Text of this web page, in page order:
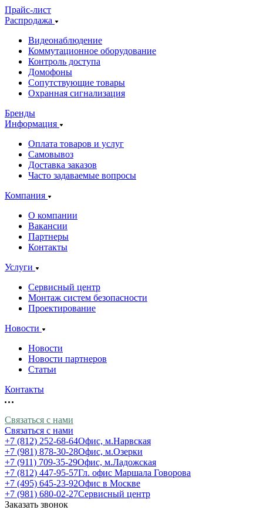
Прайс-лист
Распродажа
Видеонаблюдение
Коммутационное оборудование
Контроль доступа
Домофоны
Сопутствующие товары
Охранная сигнализация
Бренды
Информация
Оплата товаров и услуг
Самовывоз
Доставка заказов
Часто задаваемые вопросы
Компания
О компании
Вакансии
Партнеры
Контакты
Услуги
Сервисный центр
Монтаж систем безопасности
Проектирование
Новости
Новости
Новости партнеров
Статьи
Контакты
Связаться с нами
Связаться с нами
+7 (812) 252-68-64Офис, м.Нарвская
+7 (981) 878-30-28Офис, м.Озерки
+7 (911) 709-35-29Офис, м.Ладожская
+7 (812) 447-95-57Гл. офис Маршала Говорова
+7 (495) 645-23-92Офис в Москве
+7 (981) 680-02-27Сервисный центр
Заказать звонок